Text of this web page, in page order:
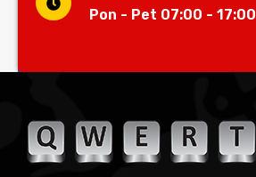
Pon - Pet 07:00 - 17:00